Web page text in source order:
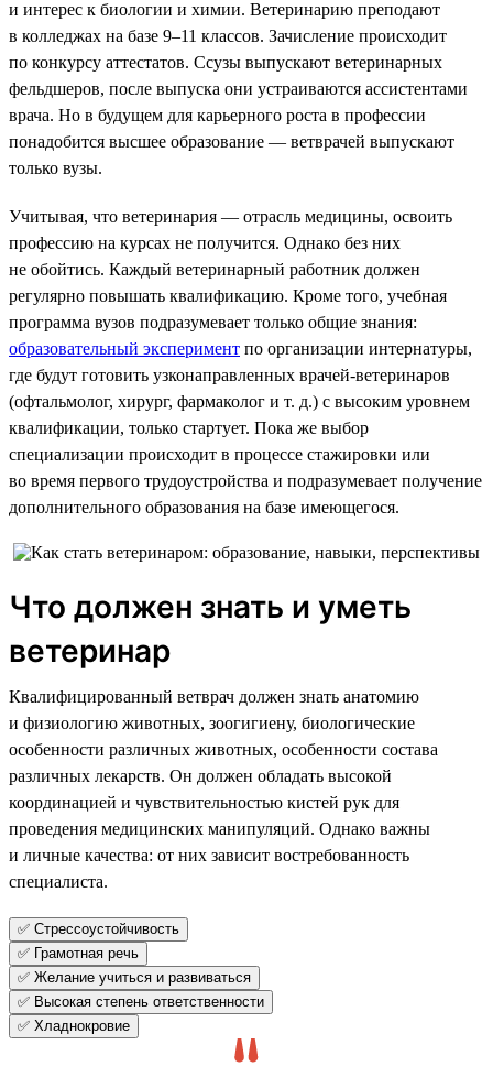
и интерес к биологии и химии. Ветеринарию преподают
в колледжах на базе 9–11 классов. Зачисление происходит
по конкурсу аттестатов. Ссузы выпускают ветеринарных
фельдшеров, после выпуска они устраиваются ассистентами
врача. Но в будущем для карьерного роста в профессии
понадобится высшее образование — ветврачей выпускают
только вузы.
Учитывая, что ветеринария — отрасль медицины, освоить
профессию на курсах не получится. Однако без них
не обойтись. Каждый ветеринарный работник должен
регулярно повышать квалификацию. Кроме того, учебная
программа вузов подразумевает только общие знания:
образовательный эксперимент по организации интернатуры,
где будут готовить узконаправленных врачей-ветеринаров
(офтальмолог, хирург, фармаколог и т. д.) с высоким уровнем
квалификации, только стартует. Пока же выбор
специализации происходит в процессе стажировки или
во время первого трудоустройства и подразумевает получение
дополнительного образования на базе имеющегося.
Что должен знать и уметь
ветеринар
Квалифицированный ветврач должен знать анатомию
и физиологию животных, зоогигиену, биологические
особенности различных животных, особенности состава
различных лекарств. Он должен обладать высокой
координацией и чувствительностью кистей рук для
проведения медицинских манипуляций. Однако важны
и личные качества: от них зависит востребованность
специалиста.
✅ Стрессоустойчивость
✅ Грамотная речь
✅ Желание учиться и развиваться
✅ Высокая степень ответственности
✅ Хладнокровие